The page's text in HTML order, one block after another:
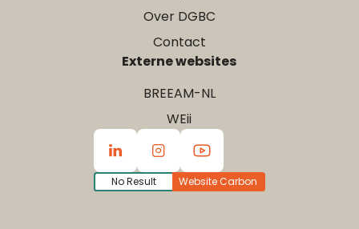
Over DGBC
Contact
Externe websites
BREEAM-NL
WEii
No Result Website Carbon